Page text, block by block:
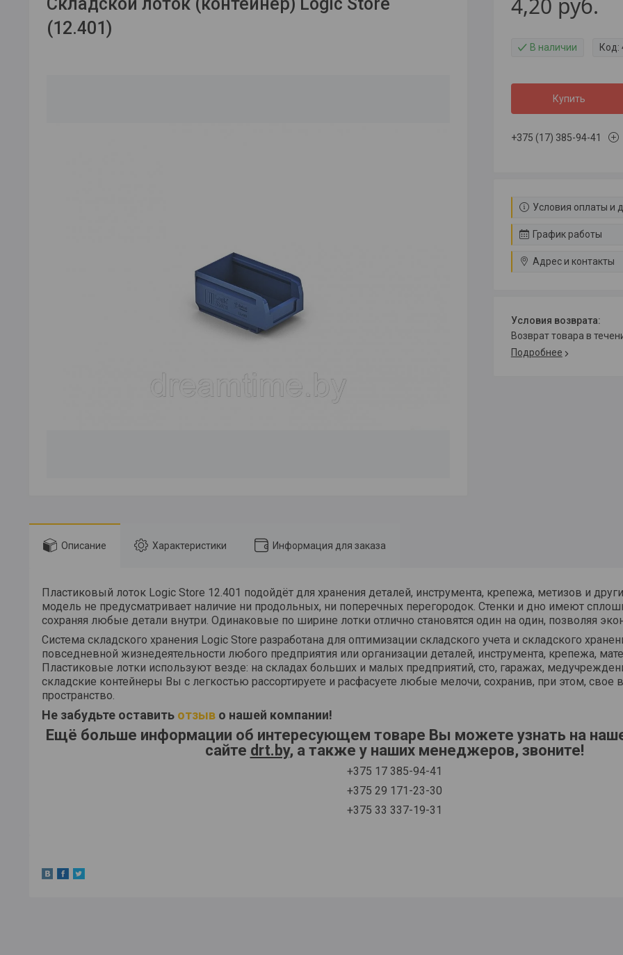
(12.401)
В наличии Код:
Купить
+375 (17) 385-94-41
Условия оплаты и
График работы
Адрес и контакты
возврат товара в
Подробнее
Описание Характеристики Информация для заказа
Пластиковый лоток Logic Store 12.401 подойдёт для хранения деталей, инструмента, крепежа, метизов и
модель не предусматривает наличие ни продольных, ни поперечных перегородок. Стенки и дно имеют
сохраняя любые детали внутри. Одинаковые по ширине лотки отлично становятся один на один, позволяя
Система складского хранения Logic Store разработана для оптимизации складского учета и складского
повседневной жизнедеятельности любого предприятия или организации деталей, инструмента, крепежа,
Пластиковые лотки используют везде: на складах больших и малых предприятий, сто, гаражах,
складские контейнеры Вы с легкостью рассортируете и расфасуете любые мелочи, сохранив, при этом, свое
пространство.
Не забудьте оставить отзыв о нашей компании!
Ещё больше информации об интересующем товаре Вы можете узнать на
сайте drt.by, а также у наших менеджеров, звоните!
+375 17 385-94-41
+375 29 171-23-30
+375 33 337-19-31